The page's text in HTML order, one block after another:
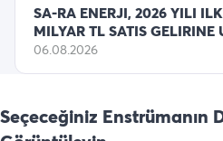
SA-RA ENERJI, 2026 YILI ILK
MILYAR TL SATIS GELIRINE
06.08.2026
Seçeceğiniz Enstrümanın